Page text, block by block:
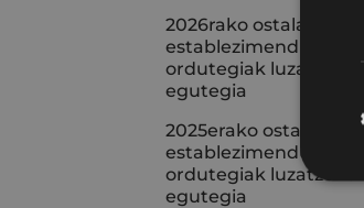
2026rako ostalaritza-
establezimenduen
ordutegiak luzatzeko
egutegia
2025erako ostalaritza-
establezimenduen
ordutegiak luzatzeko
egutegia